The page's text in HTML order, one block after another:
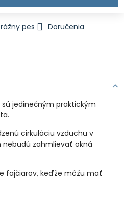
pes
Doručenia
jedinečným praktickým
cirkuláciu vzduchu v
nebudú zahmlievať okná
fajčiarov, keďže môžu mať